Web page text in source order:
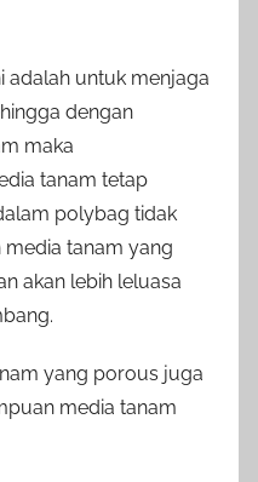
adalah untuk menjaga
dengan
maka
tanam tetap
polybag tidak
tanam yang
akan lebih leluasa
yang porous juga
media tanam